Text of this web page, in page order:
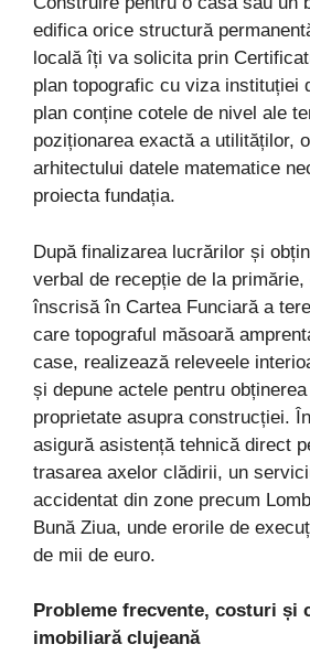
edifica orice structură
locală îți va solicita prin
plan topografic cu viza instituției
plan conține cotele de nivel ale
poziționarea exactă a utilităților,
arhitectului datele matematice
proiecta fundația.
După finalizarea lucrărilor și
verbal de recepție de la
înscrisă în Cartea Funciară a
care topograful măsoară
case, realizează releveele
și depune actele pentru
proprietate asupra construcției.
asigură asistență tehnică direct
trasarea axelor clădirii, un
accidentat din zone precum
Bună Ziua, unde erorile de
de mii de euro.
Probleme frecvente, costuri și
imobiliară clujeană